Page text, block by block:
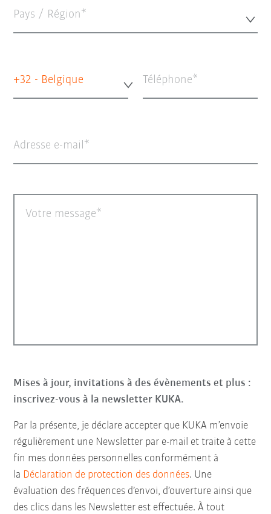
Pays / Région*
+32 - Belgique Téléphone
Adresse e-mail
Votre message
Mises à jour, invitations à des évènements et plus :
inscrivez-vous à la newsletter KUKA.
Par la présente, je déclare accepter que KUKA m’envoie
régulièrement une Newsletter par e-mail et traite à cette
fin mes données personnelles conformément à
la Déclaration de protection des données. Une
évaluation des fréquences d’envoi, d’ouverture ainsi que
des clics dans les Newsletter est effectuée. À tout